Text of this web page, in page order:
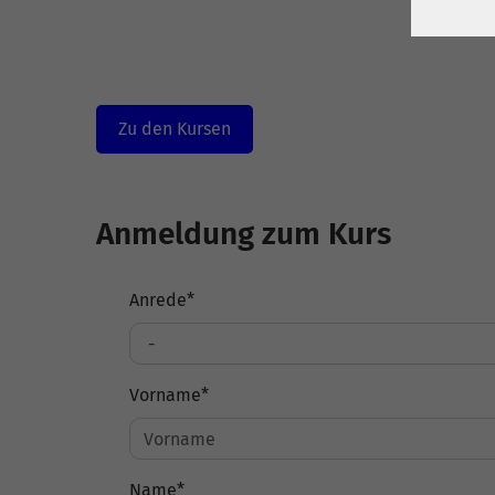
Zu den Kursen
Anmeldung zum Kurs
Anrede*
Vorname*
Name*